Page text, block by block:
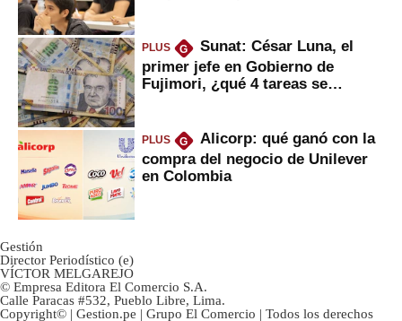
PLUS G
Sunat: César Luna, el
primer jefe en Gobierno de
Fujimori, ¿qué 4 tareas se
PLUS G
Alicorp: qué ganó con la
compra del negocio de Unilever
en Colombia
Gestión
Director Periodístico (e)
VÍCTOR MELGAREJO
© Empresa Editora El Comercio S.A.
Calle Paracas #532, Pueblo Libre, Lima.
Copyright© | Gestion.pe | Grupo El Comercio | Todos los derechos